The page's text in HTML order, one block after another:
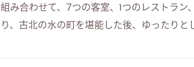
組み合わせて、7つの客室、1つのレストラ
り、古北の水の町を堪能した後、ゆったりと